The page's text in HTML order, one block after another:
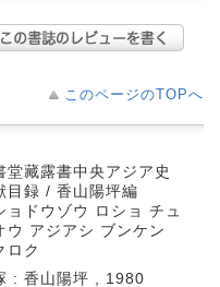
このページのTOPへ
堂藏露書中央アジア史
目録 / 香山陽坪編
ョドウゾウ ロショ チュ
ウ アジアシ ブンケン
ロク
: 香山陽坪 , 1980